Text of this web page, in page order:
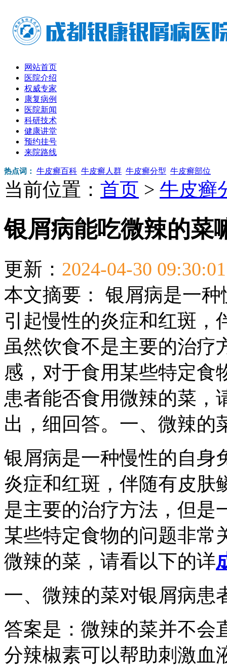
网站首页
医院介绍
权威专家
康复病例
医院新闻
科研技术
健康讲堂
预约挂号
来院路线
热点词： 牛皮癣百科 牛皮癣人群 牛皮癣分型 牛皮癣部位
当前位置： 首页 > 牛皮癣
银屑病能吃微辣的菜
更新： 2024-04-30 09:30:01
本文摘要：
银屑病是一
引起慢性的炎症和红斑，
虽然饮食不是主要的治疗
感，对于食用某些特定食
患者能否食用微辣的菜，
出，细回答。一、微辣的
银屑病是一种慢性的自身
炎症和红斑，伴随有皮肤
是主要的治疗方法，但是
某些特定食物的问题非常
微辣的菜，请看以下的详
一、微辣的菜对银屑病患
答案是：微辣的菜并不会
分辣椒素可以帮助刺激血